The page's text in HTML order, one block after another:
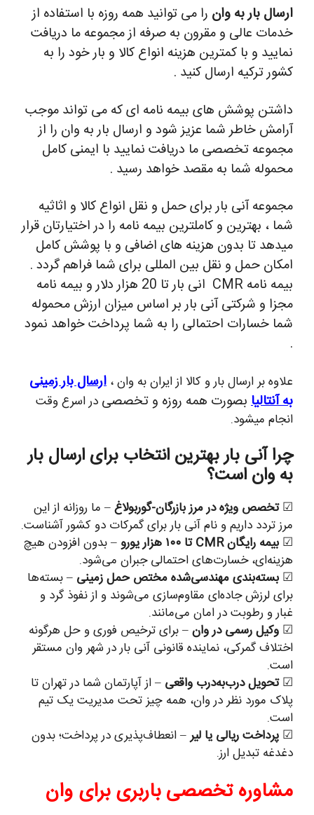
ارسال بار به وان را می توانید همه روزه با استفاده از
خدمات عالی و مقرون به صرفه از مجموعه ما دریافت
نمایید و با کمترین هزینه انواع کالا و بار خود را به
کشور ترکیه ارسال کنید .
داشتن پوشش های بیمه نامه ای که می تواند موجب
آرامش خاطر شما عزیز شود و ارسال بار به وان را از
مجموعه تخصصی ما دریافت نمایید با ایمنی کامل
محموله شما به مقصد خواهد رسید .
مجموعه آنی بار برای حمل و نقل انواع کالا و اثاثیه
شما ، بهترین و کاملترین بیمه نامه را در اختیارتان قرار
میدهد تا بدون هزینه های اضافی و با پوشش کامل
امکان حمل و نقل بین المللی برای شما فراهم گردد .
بیمه نامه CMR انی بار تا 20 هزار دلار و بیمه نامه
مجزا و شرکتی آنی بار بر اساس میزان ارزش محموله
شما خسارات احتمالی را به شما پرداخت خواهد نمود
.
علاوه بر ارسال بار و کالا از ایران به وان ، ارسال بار زمینی
به آنتالیا بصورت همه روزه و تخصصی در اسرع وقت
انجام میشود.
چرا آنی بار بهترین انتخاب برای ارسال بار
به وان است؟
☑تخصص ویژه در مرز بازرگان-گوربولاغ– ما روزانه از این
مرز تردد داریم و نام آنی بار برای گمرکات دو کشور آشناست.
☑ بیمه رایگان CMR تا ۱۰۰ هزار یورو
– بدون افزودن هیچ
هزینه‌ای، خسارت‌های احتمالی جبران می‌شود.
☑ بسته‌بندی مهندسی‌شده مختص حمل زمینی – بسته‌ها
برای لرزش جاده‌ای مقاوم‌سازی می‌شوند و از نفوذ گرد و
غبار و رطوبت در امان می‌مانند.
☑ وکیل رسمی در وان– برای ترخیص فوری و حل هرگونه
اختلاف گمرکی، نماینده قانونی آنی بار در شهر وان مستقر
است.
☑تحویل درب‌به‌درب واقعی – از آپارتمان شما در تهران تا
پلاک مورد نظر در وان، همه چیز تحت مدیریت یک تیم
است.
☑ پرداخت ریالی یا لیر– انعطاف‌پذیری در پرداخت؛ بدون
دغدغه تبدیل ارز.
مشاوره تخصصی باربری برای وان